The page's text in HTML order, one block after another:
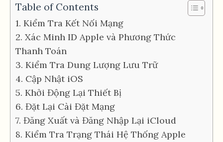
Table of Contents
1. Kiểm Tra Kết Nối Mạng
2. Xác Minh ID Apple và Phương Thức
Thanh Toán
3. Kiểm Tra Dung Lượng Lưu Trữ
4. Cập Nhật iOS
5. Khởi Động Lại Thiết Bị
6. Đặt Lại Cài Đặt Mạng
7. Đăng Xuất và Đăng Nhập Lại iCloud
8. Kiểm Tra Trạng Thái Hệ Thống Apple